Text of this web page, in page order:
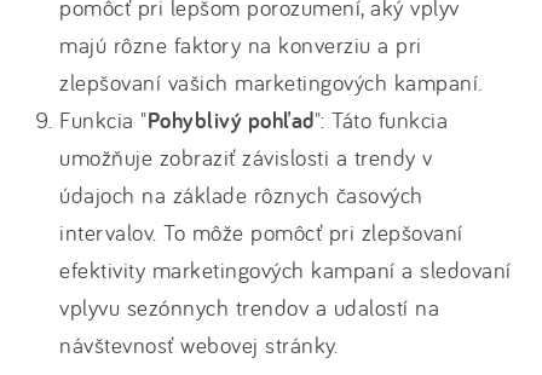
pomôcť pri lepšom porozumení, aký vplyv
majú rôzne faktory na konverziu a pri
zlepšovaní vašich marketingových kampaní.
Funkcia "Pohyblivý pohľad": Táto funkcia
umožňuje zobraziť závislosti a trendy v
údajoch na základe rôznych časových
intervalov. To môže pomôcť pri zlepšovaní
efektivity marketingových kampaní a sledovaní
vplyvu sezónnych trendov a udalostí na
návštevnosť webovej stránky.